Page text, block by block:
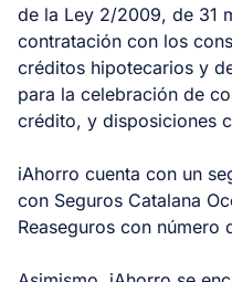
de la Ley 2/2009, de 31
contratación con los
créditos hipotecarios y
para la celebración de
crédito, y disposiciones
iAhorro cuenta con un
con Seguros Catalana
Reaseguros con